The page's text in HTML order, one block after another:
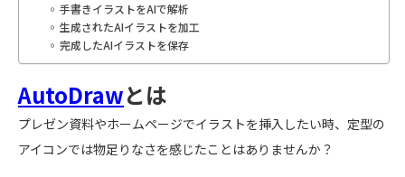
手書きイラストをAIで解析
生成されたAIイラストを加工
完成したAIイラストを保存
AutoDrawとは
プレゼン資料やホームページでイラストを挿入したい時、定型の
アイコンでは物足りなさを感じたことはありませんか？